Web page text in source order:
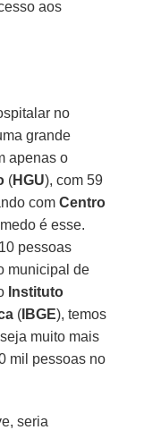
aos
no
grande
apenas o
(HGU), com 59
comCentro
é esse.
pessoas
municipal de
Instituto
( IBGE), temos
muito mais
mil pessoas no
seria